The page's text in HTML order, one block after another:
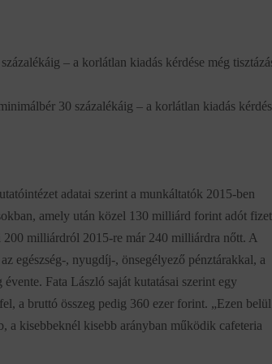
– a korlátlan kiadás kérdése még
30 százalékáig – a korlátlan kiadás
adatai szerint a munkáltatók 2015-ben
amely után közel 130 milliárd forint adót
200 milliárdról 2015-re már 240 milliárdra nőtt. A
egészség-, nyugdíj-, önsegélyező pénztárakkal, a
Fata László saját kutatásai szerint egy
a bruttó összeg pedig 360 ezer forint. „Ezen belül
a kisebbeknél kisebb arányban működik cafeteria